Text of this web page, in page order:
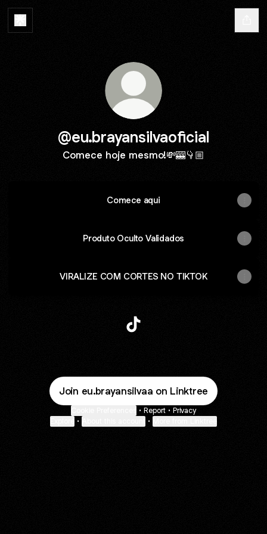
@eu.brayansilvaoficial
Comece hoje mesmo!💸🎰👇🏼
Comece aqui
Produto Oculto Validados
VIRALIZE COM CORTES NO TIKTOK
Join eu.brayansilvaa on Linktree
• Report • Privacy
• •